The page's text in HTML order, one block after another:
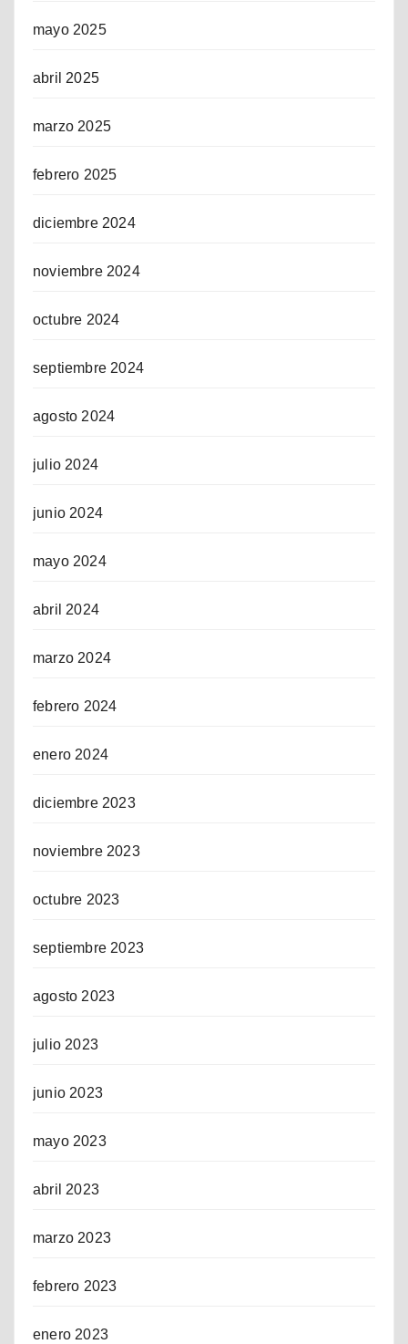
mayo 2025
abril 2025
marzo 2025
febrero 2025
diciembre 2024
noviembre 2024
octubre 2024
septiembre 2024
agosto 2024
julio 2024
junio 2024
mayo 2024
abril 2024
marzo 2024
febrero 2024
enero 2024
diciembre 2023
noviembre 2023
octubre 2023
septiembre 2023
agosto 2023
julio 2023
junio 2023
mayo 2023
abril 2023
marzo 2023
febrero 2023
enero 2023